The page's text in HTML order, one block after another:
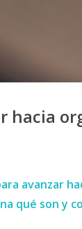
hacia
avanzar
qué son y